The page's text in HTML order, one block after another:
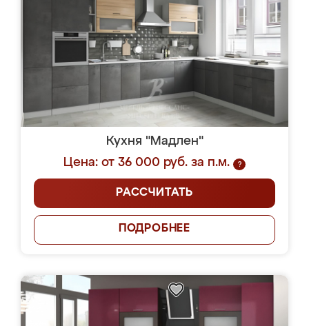
Кухня "Мадлен"
Цена: от 36 000 руб. за п.м.
?
РАССЧИТАТЬ
ПОДРОБНЕЕ